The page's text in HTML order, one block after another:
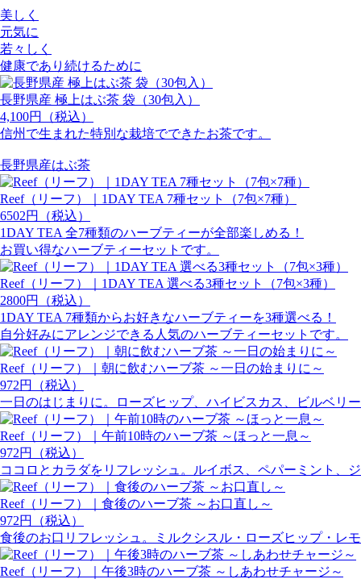
美しく
元気に
若々しく
健康であり続けるために
長野県産 極上はぶ茶 袋（30包入）
4,100円（税込）
信州で生まれた特別な栽培でできたお茶です。
長野県産はぶ茶
Reef（リーフ）｜1DAY TEA 7種セット（7包×7種）
6502円（税込）
1DAY TEA 全7種類のハーブティーが全部楽しめる！
お買い得なハーブティーセットです。
Reef（リーフ）｜1DAY TEA 選べる3種セット（7包×3種）
2800円（税込）
1DAY TEA 7種類からお好きなハーブティーを3種選べる！
自分好みにアレンジできる人気のハーブティーセットです。
Reef（リーフ）｜朝に飲むハーブ茶 ～一日の始まりに～
972円（税込）
一日のはじまりに。ローズヒップ、ハイビスカス、ビルベリ
Reef（リーフ）｜午前10時のハーブ茶 ～ほっと一息～
972円（税込）
ココロとカラダをリフレッシュ。ルイボス、ペパーミント、
Reef（リーフ）｜食後のハーブ茶 ～お口直し～
972円（税込）
食後のお口リフレッシュ。ミルクシスル・ローズヒップ・レ
Reef（リーフ）｜午後3時のハーブ茶 ～しあわせチャージ～